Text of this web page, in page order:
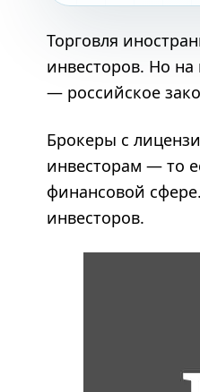
Торговля
инвесторов. Но на
— российское
Брокеры с
инвесторам — то
финансовой
инвесторов.